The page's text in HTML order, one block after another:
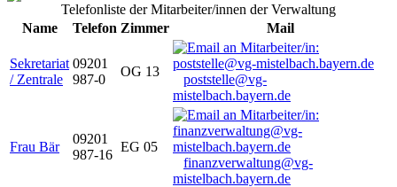
Telefonliste der Mitarbeiter/innen der Verwaltung
Name
Telefon Zimmer Mail
Sekretariat
/ Zentrale
09201
987-0
OG 13
poststelle@vg-
mistelbach.bayern.de
Frau Bär
09201
987-16
EG 05
finanzverwaltung@vg-
mistelbach.bayern.de